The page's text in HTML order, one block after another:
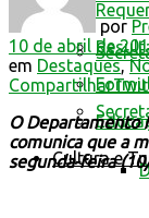
Cultura e
por
10 de abril de
em Destaques,
Compartilhar
O Departamento
comunica que a
segunda-feira